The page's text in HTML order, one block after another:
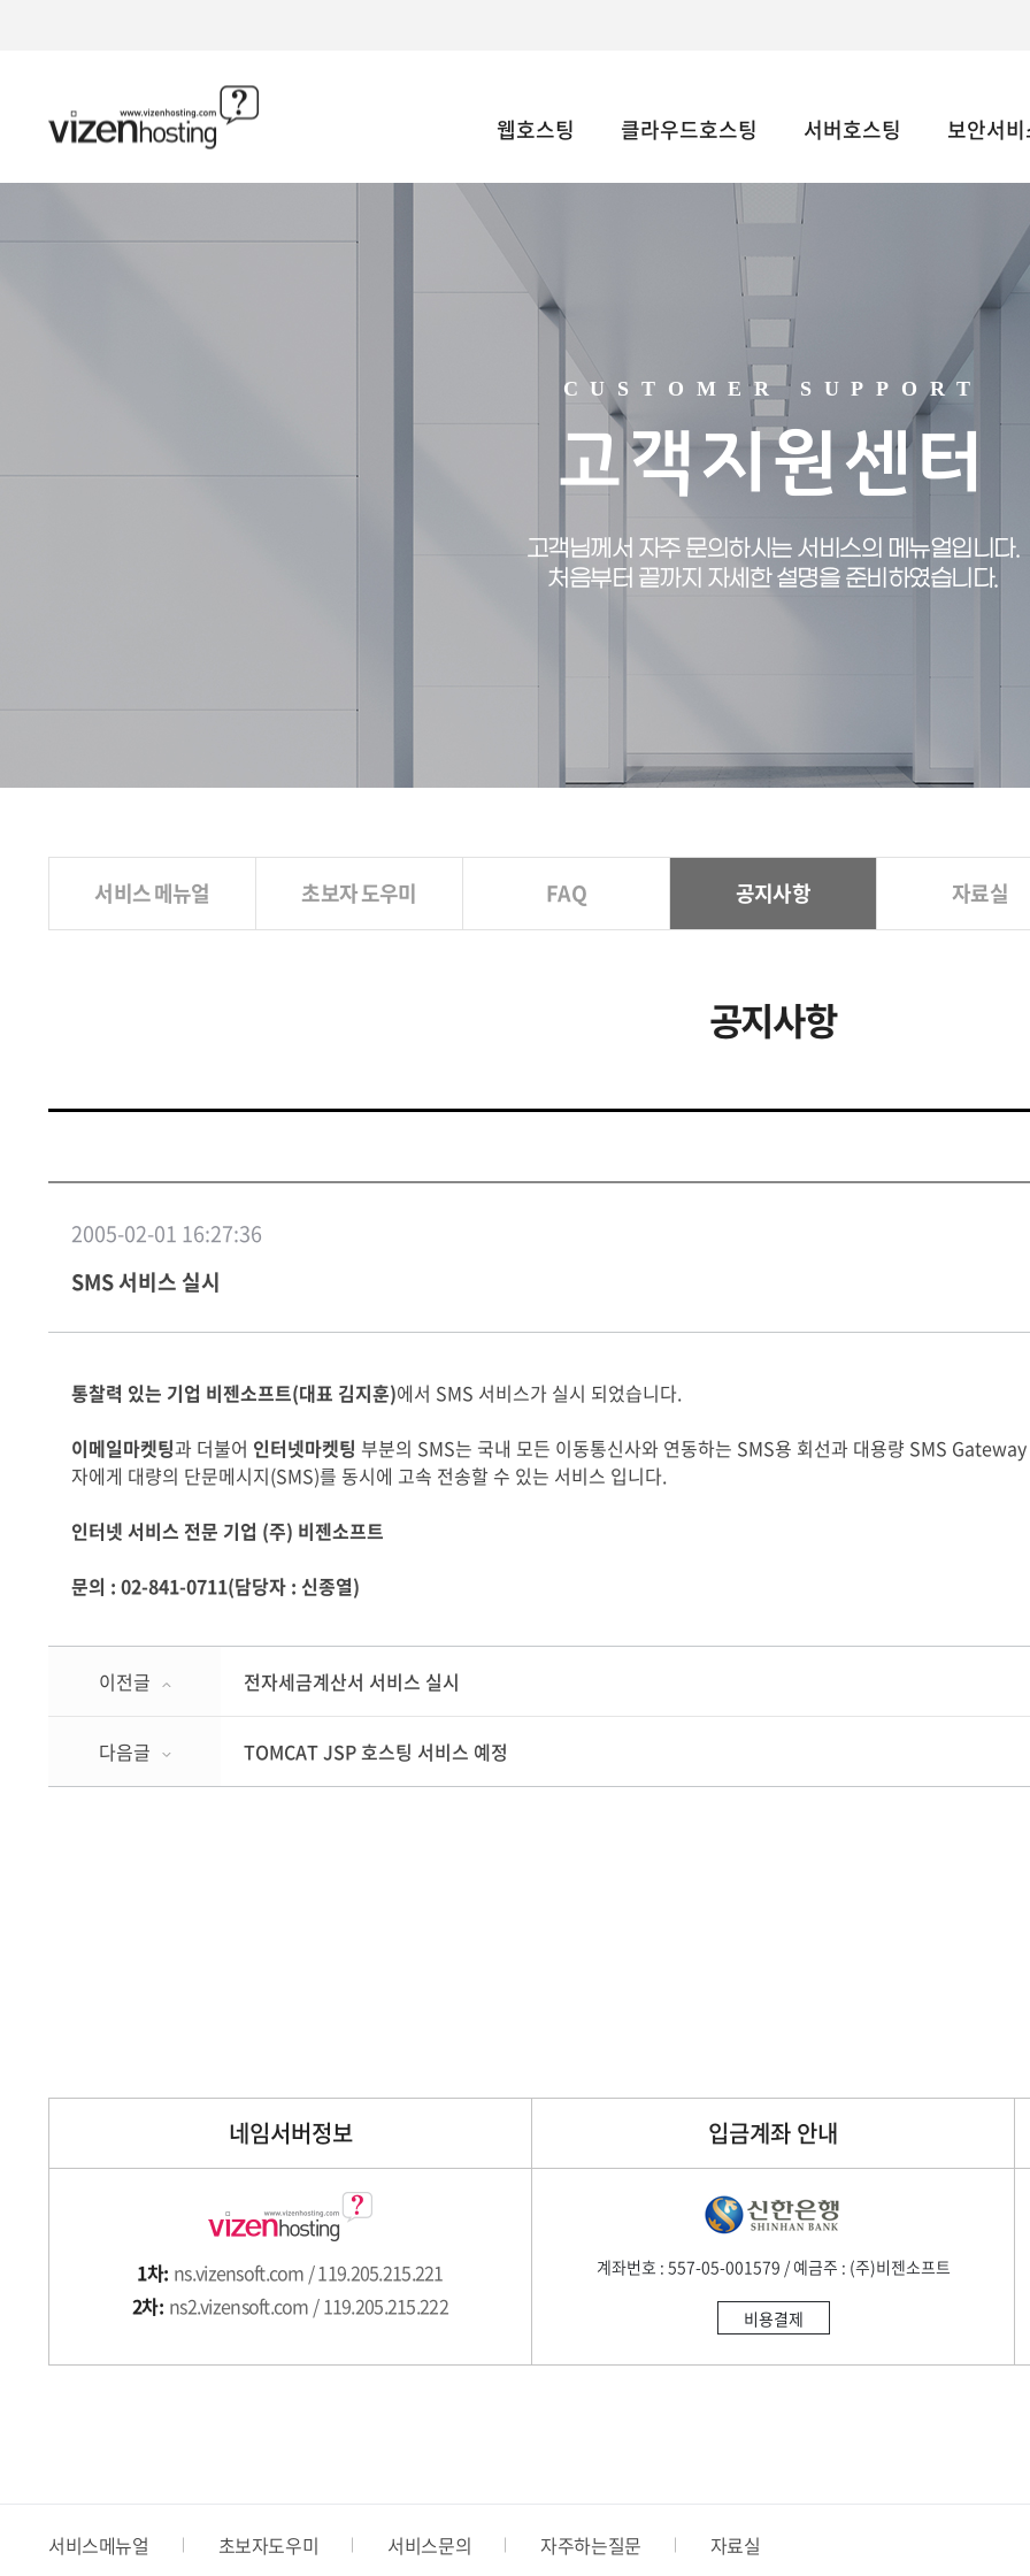
웹호스팅 클라우드호스팅 서버호스팅 보안서
CUSTOMER SUPPORT
고객지원센터
고객님께서 자주 문의하시는 서비스의 메뉴얼입니다.
처음부터 끝까지 자세한 설명을 준비하였습니다.
서비스 메뉴얼 초보자 도우미 FAQ 공지사항 자료실
공지사항
2005-02-01 16:27:36
SMS 서비스 실시
통찰력 있는 기업 비젠소프트(대표 김지훈)에서 SMS 서비스가 실시 되었습니다.
이메일마켓팅과 더불어 인터넷마켓팅 부분의 SMS는 국내 모든 이동통신사와 연동하는 SMS용 회선과 대용량 SMS
자에게 대량의 단문메시지(SMS)를 동시에 고속 전송할 수 있는 서비스 입니다.
인터넷 서비스 전문 기업 (주) 비젠소프트
문의 : 02-841-0711(담당자 : 신종열)
이전글 전자세금계산서 서비스 실시
다음글 TOMCAT JSP 호스팅 서비스 예정
네임서버정보
1차: ns.vizensoft.com / 119.205.215.221
2차: ns2.vizensoft.com / 119.205.215.222
입금계좌 안내
계좌번호 : 557-05-001579 / 예금주 : (주)비젠소프트
비용결제
서비스메뉴얼 초보자도우미 서비스문의 자주하는질문 자료실